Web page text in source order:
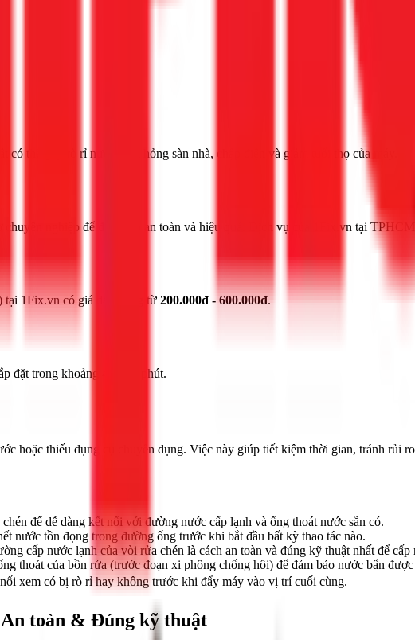
thể gây rò rỉ nước, làm hỏng sàn nhà, chập điện và giảm tuổi thọ của máy.
nghiệp để đảm bảo an toàn và hiệu quả. Dịch vụ của 1Fix.vn tại TPHCM
tại 1Fix.vn có giá dao động từ 200.000đ - 600.000đ.
đặt trong khoảng 45 - 60 phút.
hoặc thiếu dụng cụ chuyên dụng. Việc này giúp tiết kiệm thời gian, tránh rủi ro
để dễ dàng kết nối với đường nước cấp lạnh và ống thoát nước sẵn có.
nước tồn đọng trong đường ống trước khi bắt đầu bất kỳ thao tác nào.
cấp nước lạnh của vòi rửa chén là cách an toàn và đúng kỹ thuật nhất để cấp
thoát của bồn rửa (trước đoạn xi phông chống hôi) để đảm bảo nước bẩn
xem có bị rò rỉ hay không trước khi đẩy máy vào vị trí cuối cùng.
toàn & Đúng kỹ thuật